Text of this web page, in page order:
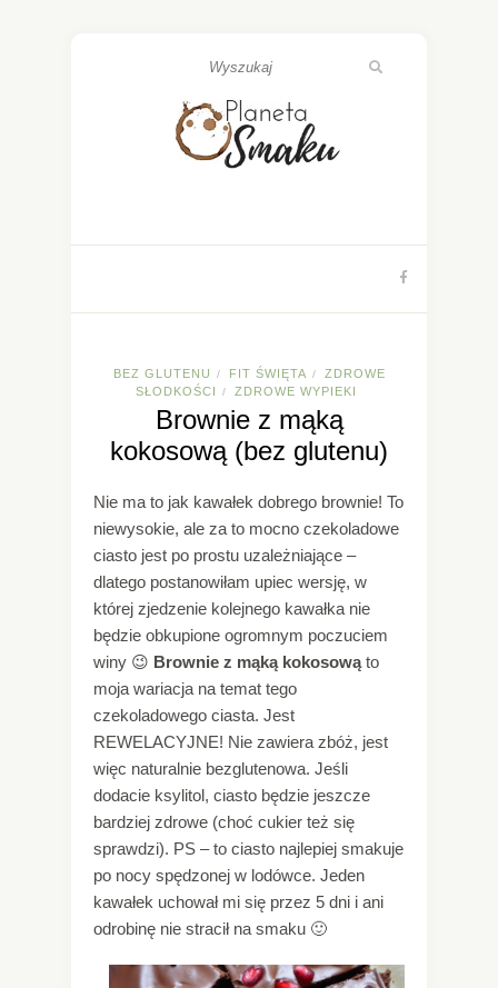
BEZ GLUTENU / FIT ŚWIĘTA /
ZDROWE
SŁODKOŚCI
/ ZDROWE WYPIEKI
Brownie z mąką
kokosową (bez glutenu)
Nie ma to jak kawałek dobrego brownie! To
niewysokie, ale za to mocno czekoladowe
ciasto jest po prostu uzależniające –
dlatego postanowiłam upiec wersję, w
której zjedzenie kolejnego kawałka nie
będzie obkupione ogromnym poczuciem
winy 😉 Brownie z mąką kokosowąto
moja wariacja na temat tego
czekoladowego ciasta. Jest
REWELACYJNE! Nie zawiera zbóż, jest
więc naturalnie bezglutenowa. Jeśli
dodacie ksylitol, ciasto będzie jeszcze
bardziej zdrowe (choć cukier też się
sprawdzi). PS – to ciasto najlepiej smakuje
po nocy spędzonej w lodówce. Jeden
kawałek uchował mi się przez 5 dni i ani
odrobinę nie stracił na smaku 🙂